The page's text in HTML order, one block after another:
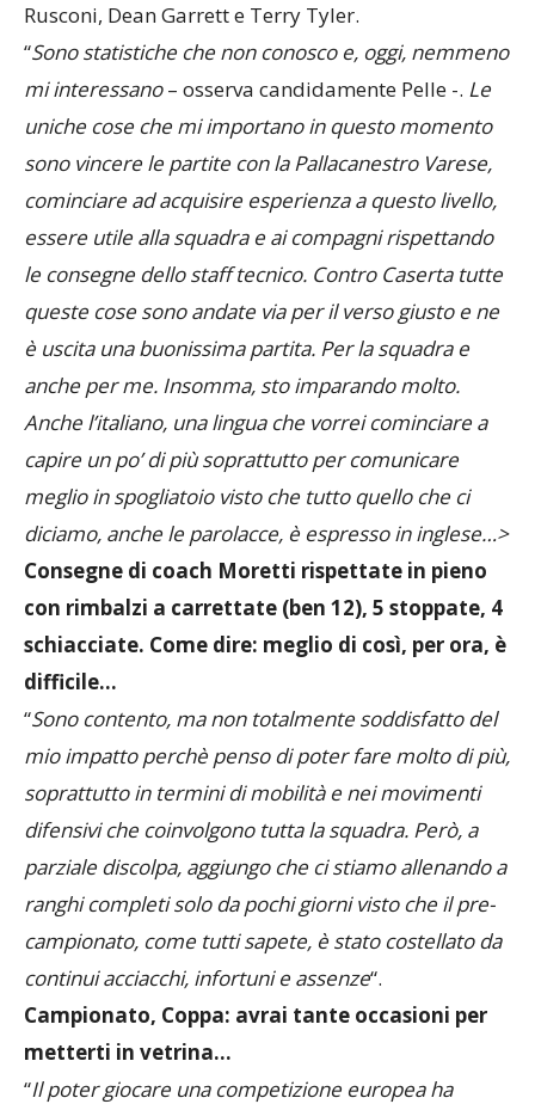
Rusconi, Dean Garrett e Terry Tyler.
“Sono statistiche che non conosco e, oggi, nemmeno
mi interessano– osserva candidamente Pelle -. Le
uniche cose che mi importano in questo momento
sono vincere le partite con la Pallacanestro Varese,
cominciare ad acquisire esperienza a questo livello,
essere utile alla squadra e ai compagni rispettando
le consegne dello staff tecnico. Contro Caserta tutte
queste cose sono andate via per il verso giusto e ne
è uscita una buonissima partita. Per la squadra e
anche per me. Insomma, sto imparando molto.
Anche l’italiano, una lingua che vorrei cominciare a
capire un po’ di più soprattutto per comunicare
meglio in spogliatoio visto che tutto quello che ci
diciamo, anche le parolacce, è espresso in inglese…>
Consegne di coach Moretti rispettate in pieno
con rimbalzi a carrettate (ben 12), 5 stoppate, 4
schiacciate. Come dire: meglio di così, per ora, è
difficile…
“Sono contento, ma non totalmente soddisfatto del
mio impatto perchè penso di poter fare molto di più,
soprattutto in termini di mobilità e nei movimenti
difensivi che coinvolgono tutta la squadra. Però, a
parziale discolpa, aggiungo che ci stiamo allenando a
ranghi completi solo da pochi giorni visto che il pre-
campionato, come tutti sapete, è stato costellato da
continui acciacchi, infortuni e assenze“.
Campionato, Coppa: avrai tante occasioni per
metterti in vetrina…
“Il poter giocare una competizione europea ha